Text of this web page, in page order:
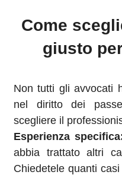
Come
giusto
Non tutti gli avvocati
nel diritto dei
scegliere il
Esperienza
abbia trattato altri
Chiedetele quanti